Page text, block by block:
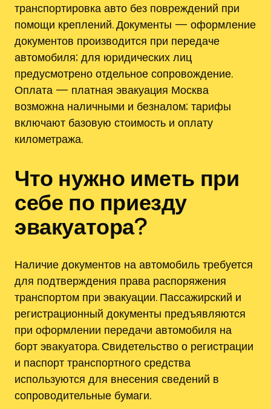
транспортировка авто без повреждений при
помощи креплений. Документы — оформление
документов производится при передаче
автомобиля; для юридических лиц
предусмотрено отдельное сопровождение.
Оплата — платная эвакуация Москва
возможна наличными и безналом; тарифы
включают базовую стоимость и оплату
километража.
Что нужно иметь при
себе по приезду
эвакуатора?
Наличие документов на автомобиль требуется
для подтверждения права распоряжения
транспортом при эвакуации. Пассажирский и
регистрационный документы предъявляются
при оформлении передачи автомобиля на
борт эвакуатора. Свидетельство о регистрации
и паспорт транспортного средства
используются для внесения сведений в
сопроводительные бумаги.